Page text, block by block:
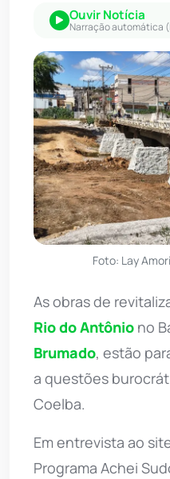
Ouvir Notícia
Narração automática
Foto: Lay
As obras de
Rio do Antônio no
Brumado, estão
a questões
Coelba.
Em entrevista ao
Programa Achei